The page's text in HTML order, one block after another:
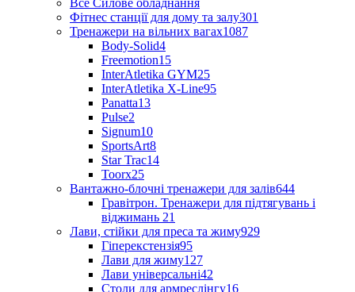
Все Силове обладнання
Фітнес станції для дому та залу301
Тренажери на вільних вагах1087
Body-Solid4
Freemotion15
InterAtletika GYM25
InterAtletika X-Line95
Panatta13
Pulse2
Signum10
SportsArt8
Star Trac14
Toorx25
Вантажно-блочні тренажери для залів644
Гравітрон. Тренажери для підтягувань і
віджимань 21
Лави, стійки для преса та жиму929
Гіперекстензія95
Лави для жиму127
Лави універсальні42
Столи для армреслінгу16